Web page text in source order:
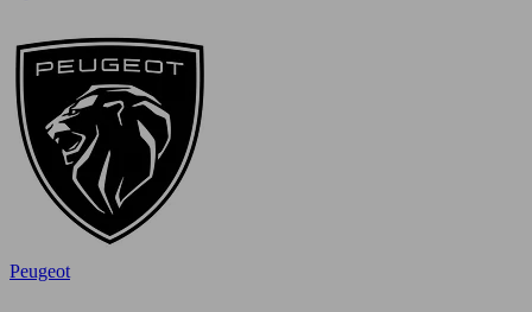
Peugeot